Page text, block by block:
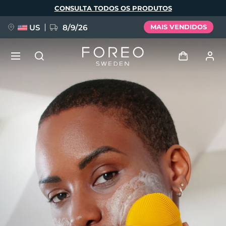
principal
CONSULTA TODOS OS PRODUTOS
US 8/9/26 MAIS VENDIDOS
Perfil de usuário
Meus aparelhos
Meus pedidos
Meus endereços
As minhas subscrições
NOVIDADE
FAQ™ Pure Beauty-Tech Elixir
BREAKING NEWS
issa™ Teeth Whitening Set
Idioma
English Deutsch
Español
Français
Italiano
Português
Svenska
Русский
Türkçe
简体中文 繁體中文